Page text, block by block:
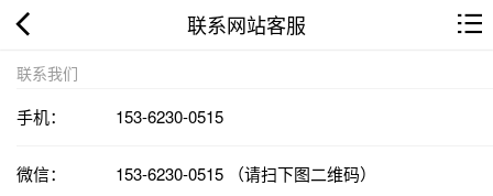
联系网站客服
联系我们
手机： 153-6230-0515
微信： 153-6230-0515 （请扫下图二维码）